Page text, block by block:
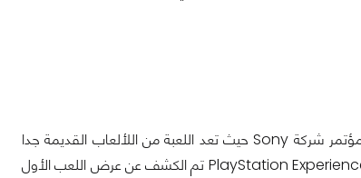
Final Fantasy VII Remake واحدة من أكبر المفاجئات التى أعلن عنها بمعرض E3 هذا العام بمؤتمر شركة Sony حيث تعد اللعبة من اللألعاب القديمة جدا
المحبوبة للكثيرين والذين طاليوا Square Enix بعمل إعادة تطوير لهذا العنوان ومن خلال حدث PlayStation Experience تم الكشف عن عرض اللعب الأول